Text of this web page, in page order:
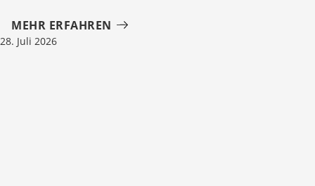
MEHR ERFAHREN
28. Juli 2026